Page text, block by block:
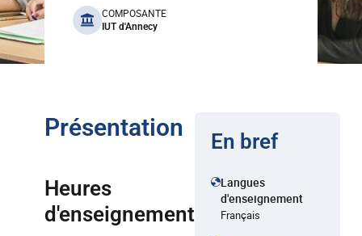
benefits
COMPOSANTE
IUT d'Annecy
Présentation
Heures
d'enseignement
En bref
Langues
d'enseignement
Français